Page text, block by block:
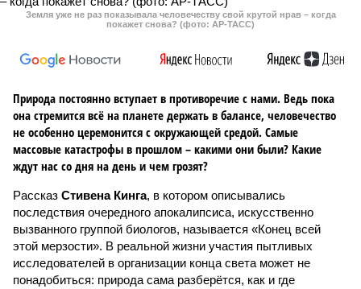
Земля уже не раз показывала человечеству свой крутой нрав – когда
покажет снова? (фото: АР-ТАСС)
Природа постоянно вступает в противоречие с нами. Ведь пока
она стремится всё на планете держать в балансе, человечество
не особенно церемонится с окружающей средой. Самые
массовые катастрофы в прошлом – какими они были? Какие
ждут нас со дня на день и чем грозят?
Рассказ Стивена Кинга, в котором описывались
последствия очередного апокалипсиса, искусственно
вызванного группой биологов, называется «Конец всей
этой мерзости». В реальной жизни участия пытливых
исследователей в организации конца света может не
понадобиться: природа сама разберётся, как и где